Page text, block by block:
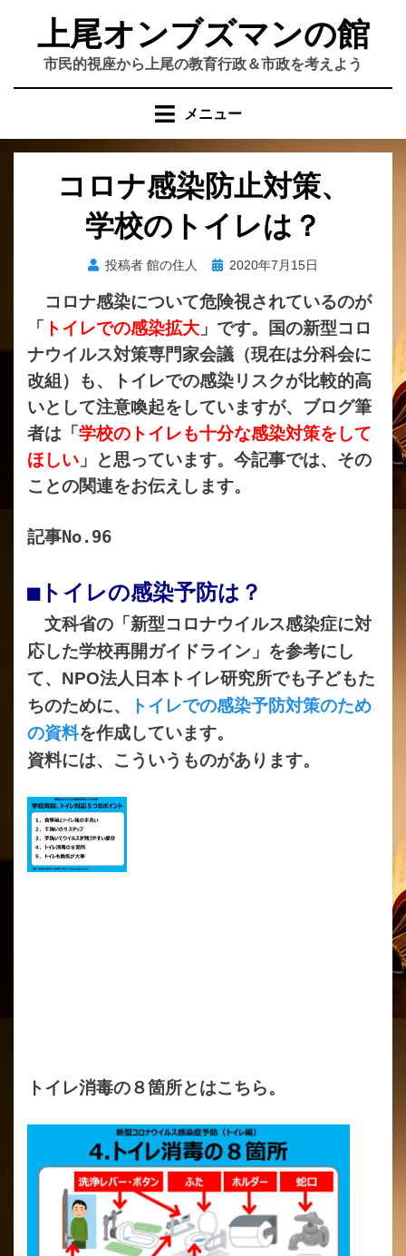
上尾オンブズマンの館
市民的視座から上尾の教育行政＆市政を考えよう
メニュー
コロナ感染防止対策、
学校のトイレは？
投稿者 館の住人
投
日:
2020年7月15日
コロナ感染について危険視されているのが
「
トイレでの感染拡大 」です。国の新型コロ
ナウイルス対策専門家会議（現在は分科会に
改組）も、トイレでの感染リスクが比較的高
いとして注意喚起をしていますが、ブログ筆
者は「 学校のトイレも十分な感染対策をして
ほしい 」と思っています。今記事では、その
ことの関連をお伝えします。
記事No.96
■トイレの感染予防は？
文科省の「新型コロナウイルス感染症に対
応した学校再開ガイドライン」を参考にし
て、 NPO法人日本トイレ研究所でも子どもた
ちのために、
トイレでの感染予防対策のため
の資料を作成しています。
資料には、こういうものがあります。
トイレ消毒の８箇所とはこちら。